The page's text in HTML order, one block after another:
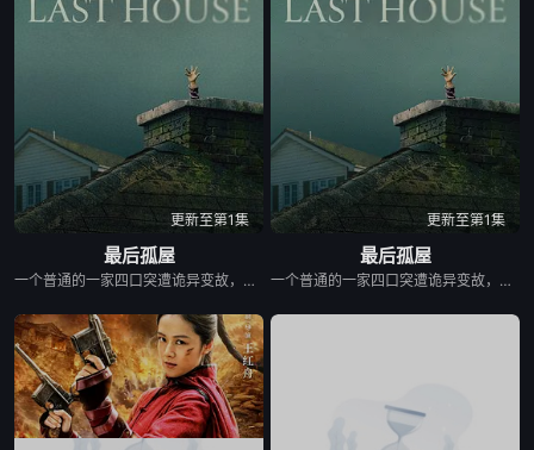
更新至第1集
最后孤屋
一个普通的一家四口突遭诡异变故，被困在自家房屋中超过 1000 天无法出门。在资源消耗殆尽与未知神秘威胁的双重逼迫下，一家人必须想方设法联手求生，打破这间禁锢生命的困局。
更新至第1集
最后孤屋
一个普通的一家四口突遭诡异变故，被困在自家房屋中超过 1000 天无法出门。在资源消耗殆尽与未知神秘威胁的双重逼迫下，一家人必须想方设法联手求生，打破这间禁锢生命的困局。